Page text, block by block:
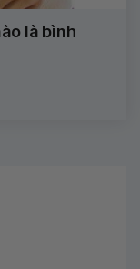
là bình